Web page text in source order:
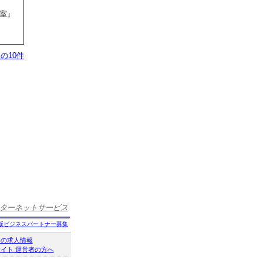
』
10件
ーネットサービス
ビジネスパートナー募集
求人情報
ト 運営者の方へ